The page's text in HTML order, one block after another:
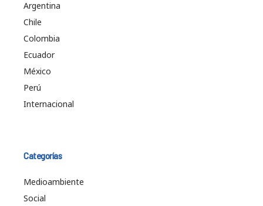
Argentina
Chile
Colombia
Ecuador
México
Perú
Internacional
Categorías
Medioambiente
Social